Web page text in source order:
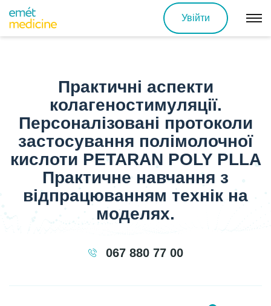
Увійти
Практичні аспекти
колагеностимуляції.
Персоналізовані протоколи
застосування полімолочної
кислоти PETARAN POLY PLLA
Практичне навчання з
відпрацюванням технік на
моделях.
067 880 77 00